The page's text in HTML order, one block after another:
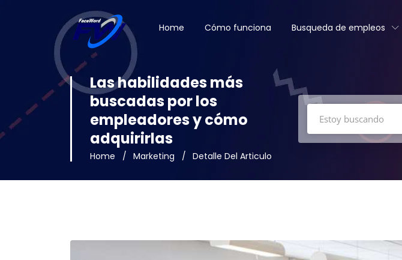
Home Cómo funciona Busqueda de empleos
Las habilidades más
buscadas por los
empleadores y cómo
adquirirlas
Home Marketing Detalle Del Articulo